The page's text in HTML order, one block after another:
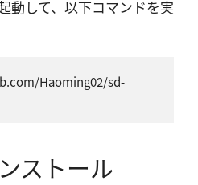
動して、以下コマンドを実
Haoming02/sd-
ストール